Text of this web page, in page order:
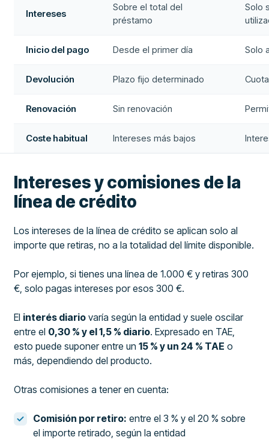
Intereses
Sobre el total del
préstamo
Solo
Inicio del pago Desde el primer día Solo
Devolución Plazo fijo determinado
Renovación Sin renovación
Coste habitual Intereses más bajos
Intereses y comisiones de la
línea de crédito
Los intereses de la línea de crédito se aplican solo al
importe que retiras, no a la totalidad del límite disponible.
Por ejemplo, si tienes una línea de 1.000 € y retiras 300
€, solo pagas intereses por esos 300 €.
El interés diario varía según la entidad y suele oscilar
entre el 0,30 % y el 1,5 % diario. Expresado en TAE,
esto puede suponer entre un15 % y un 24 % TAE o
más, dependiendo del producto.
Otras comisiones a tener en cuenta:
Comisión por retiro: entre el 3 % y el 20 % sobre
el importe retirado, según la entidad